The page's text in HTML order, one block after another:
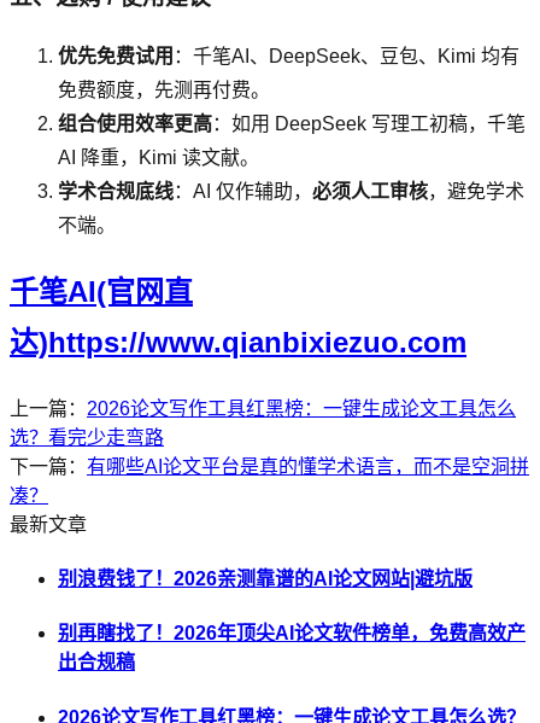
优先免费试用 ：千笔AI、DeepSeek、豆包、Kimi 均有
免费额度，先测再付费。
组合使用效率更高：如用 DeepSeek 写理工初稿，千笔
AI 降重，Kimi 读文献。
学术合规底线：AI 仅作辅助， 必须人工审核，避免学术
不端。
千笔AI(官网直
达)https://www.qianbixiezuo.com
上一篇： 2026论文写作工具红黑榜：一键生成论文工具怎么
选？看完少走弯路
下一篇： 有哪些AI论文平台是真的懂学术语言，而不是空洞拼
凑？
最新文章
别浪费钱了！2026亲测靠谱的AI论文网站|避坑版
别再瞎找了！2026年顶尖AI论文软件榜单，免费高效产
出合规稿
2026论文写作工具红黑榜：一键生成论文工具怎么选？